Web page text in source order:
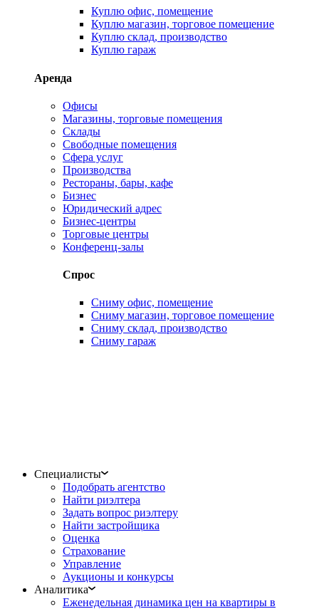
Куплю офис, помещение
Куплю магазин, торговое помещение
Куплю склад, производство
Куплю гараж
Аренда
Офисы
Магазины, торговые помещения
Склады
Свободные помещения
Сфера услуг
Производства
Рестораны, бары, кафе
Бизнес
Юридический адрес
Бизнес-центры
Торговые центры
Конференц-залы
Спрос
Сниму офис, помещение
Сниму магазин, торговое помещение
Сниму склад, производство
Сниму гараж
Специалисты
Подобрать агентство
Найти риэлтера
Задать вопрос риэлтеру
Найти застройщика
Оценка
Страхование
Управление
Аукционы и конкурсы
Аналитика
Еженедельная динамика цен на квартиры в